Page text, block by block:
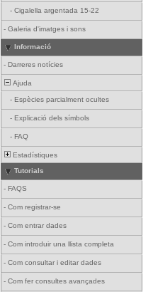
- Cigalella argentada 15-22
- Galeria d'imatges i sons
Informació
- Darreres notícies
Ajuda
- Espècies parcialment ocultes
- Explicació dels símbols
- FAQ
Estadístiques
Tutorials
- FAQS
- Com registrar-se
- Com entrar dades
- Com introduir una llista completa
- Com consultar i editar dades
- Com fer consultes avançades